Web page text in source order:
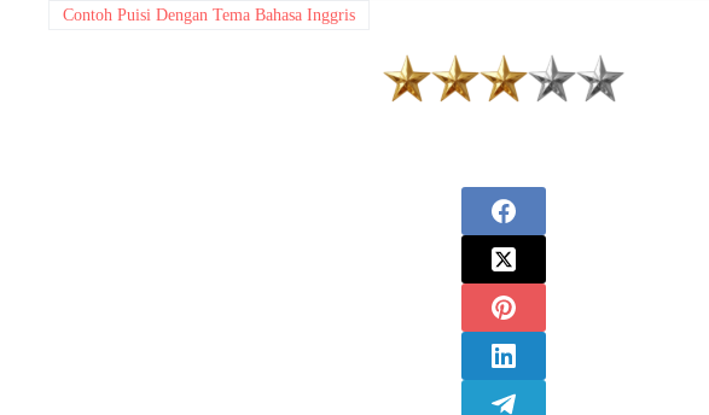
Contoh Puisi Dengan Tema Bahasa Inggris